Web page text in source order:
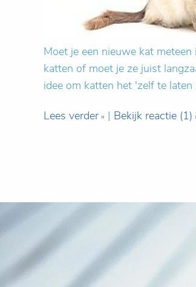
Moet je een nieuwe kat
katten of moet je ze juist
idee om katten het 'zelf te
Lees verder | Bekijk reactie (1)